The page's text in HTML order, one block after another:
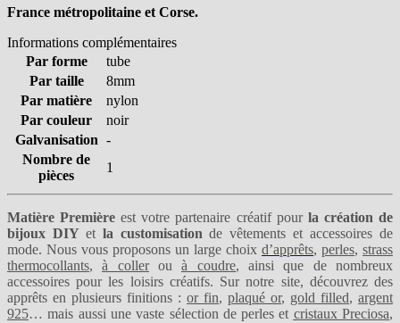
France métropolitaine et Corse.
Informations complémentaires
Par forme
tube
Par taille
8mm
Par matière
nylon
Par couleur
noir
Galvanisation -
Nombre de
pièces
1
Matière Première est votre partenaire créatif pourla création de
bijoux DIY etla customisation de vêtements et accessoires de
mode. Nous vous proposons un large choix d’apprêts, perles, strass
thermocollants,à collerouà coudre, ainsi que de nombreux
accessoires pour les loisirs créatifs. Sur notre site, découvrez des
apprêts en plusieurs finitions : or fin, plaqué or, gold filled, argent
925… mais aussi une vaste sélection de perles et cristaux Preciosa,